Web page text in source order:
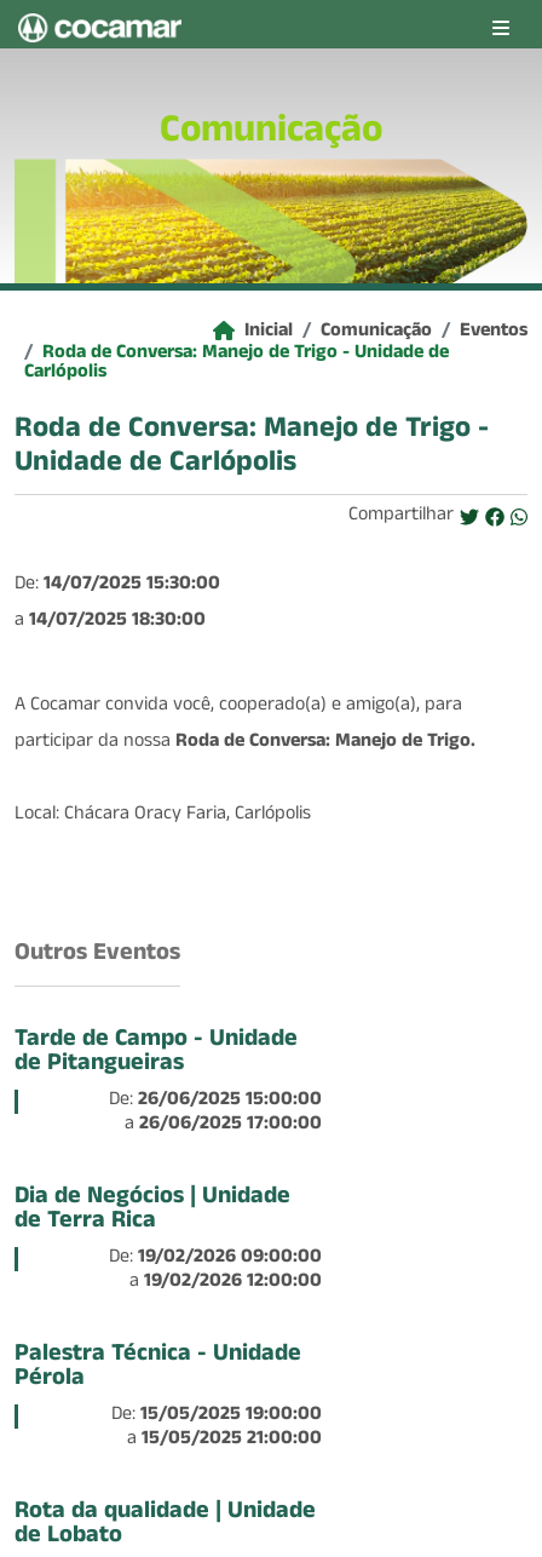
Comunicação
Inicial Comunicação Eventos
Roda de Conversa: Manejo de Trigo - Unidade de
Carlópolis
Roda de Conversa: Manejo de Trigo -
Unidade de Carlópolis
Compartilhar
De:14/07/2025 15:30:00
a 14/07/2025 18:30:00
A Cocamar convida você, cooperado(a) e amigo(a), para
participar da nossa Roda de Conversa: Manejo de Trigo.
Local: Chácara Oracy Faria, Carlópolis
Outros Eventos
Tarde de Campo - Unidade
de Pitangueiras
De:26/06/2025 15:00:00
a26/06/2025 17:00:00
Dia de Negócios | Unidade
de Terra Rica
De:19/02/2026 09:00:00
a19/02/2026 12:00:00
Palestra Técnica - Unidade
Pérola
De:15/05/2025 19:00:00
a15/05/2025 21:00:00
Rota da qualidade | Unidade
de Lobato